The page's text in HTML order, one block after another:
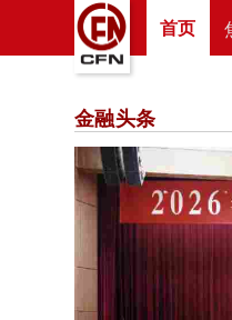
首页
金融头条